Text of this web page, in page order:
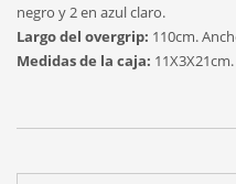
negro y 2 en azul claro.
Largo del overgrip: 110cm.
Medidas de la caja: 11X3X21cm.